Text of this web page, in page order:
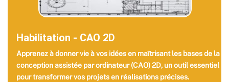
Habilitation - CAO 2D
Apprenez à donner vie à vos idées en maîtrisant les bases de la
conception assistée par ordinateur (CAO) 2D, un outil essentiel
pour transformer vos projets en réalisations précises.